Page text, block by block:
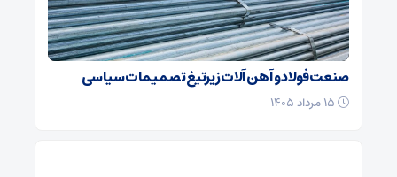
صنعت فولاد و آهن آلات زیر‌تیغ تصمیمات سیاسی